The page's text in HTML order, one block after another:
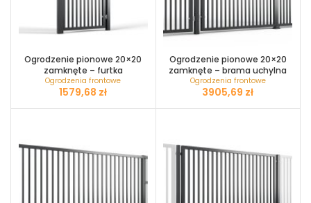
Ogrodzenie pionowe 20×20
zamknęte – furtka
Ogrodzenia frontowe
zł
Ogrodzenie pionowe 20×20
zamknęte – brama uchylna
Ogrodzenia frontowe
zł